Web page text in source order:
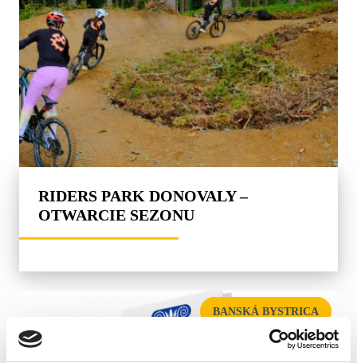
RIDERS PARK DONOVALY –
OTWARCIE SEZONU
BANSKÁ BYSTRICA